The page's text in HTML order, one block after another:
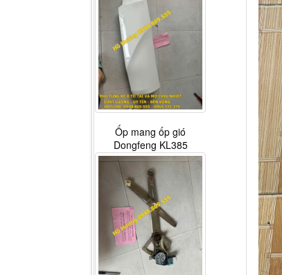
Ốp mang ốp gió
Dongfeng KL385